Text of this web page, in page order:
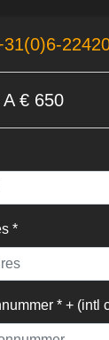
€ 650
*
* + (intl